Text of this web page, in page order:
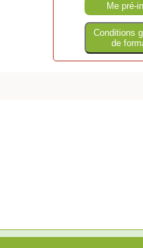
Me pré-
Conditions
de